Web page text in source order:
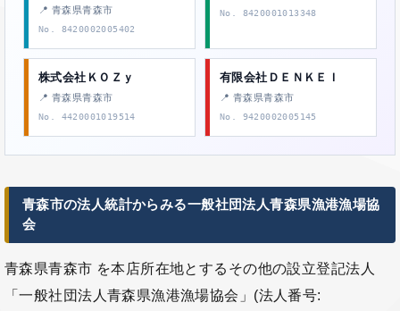
📍 青森県青森市
No. 8420002005402
No. 8420001013348
株式会社ＫＯＺｙ
📍 青森県青森市
No. 4420001019514
有限会社ＤＥＮＫＥＩ
📍 青森県青森市
No. 9420002005145
青森市の法人統計からみる一般社団法人青森県漁港漁場協
会
青森県青森市 を本店所在地とするその他の設立登記法人
「一般社団法人青森県漁港漁場協会」(法人番号: